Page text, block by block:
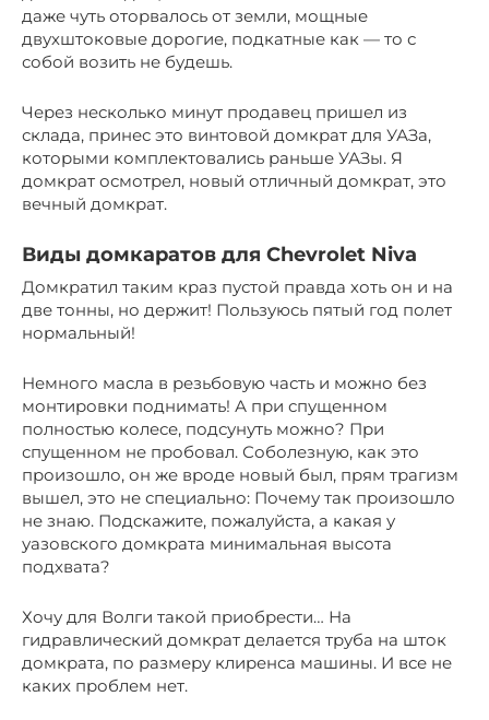
даже чуть оторвалось от земли, мощные
двухштоковые дорогие, подкатные как — то с
собой возить не будешь.
Через несколько минут продавец пришел из
склада, принес это винтовой домкрат для УАЗа,
которыми комплектовались раньше УАЗы. Я
домкрат осмотрел, новый отличный домкрат, это
вечный домкрат.
Виды домкаратов для Chevrolet Niva
Домкратил таким краз пустой правда хоть он и на
две тонны, но держит! Пользуюсь пятый год полет
нормальный!
Немного масла в резьбовую часть и можно без
монтировки поднимать! А при спущенном
полностью колесе, подсунуть можно? При
спущенном не пробовал. Соболезную, как это
произошло, он же вроде новый был, прям трагизм
вышел, это не специально: Почему так произошло
не знаю. Подскажите, пожалуйста, а какая у
уазовского домкрата минимальная высота
подхвата?
Хочу для Волги такой приобрести… На
гидравлический домкрат делается труба на шток
домкрата, по размеру клиренса машины. И все не
каких проблем нет.